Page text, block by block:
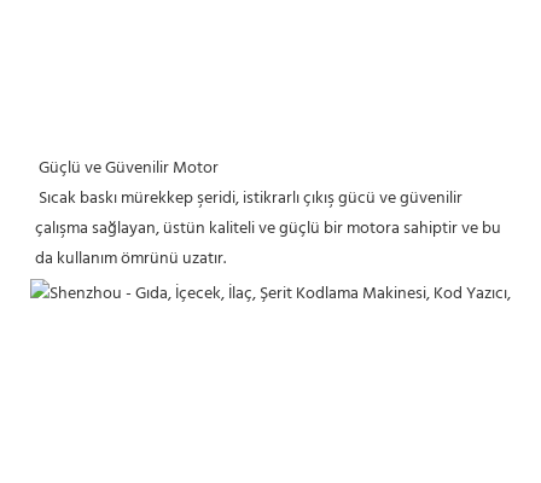
Güçlü ve Güvenilir Motor
çalışma sağlayan, üstün kaliteli ve güçlü bir motora sahiptir ve bu
da kullanım ömrünü uzatır.